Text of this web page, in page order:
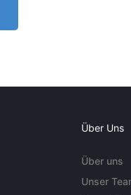
Über Uns
Über uns
Unser